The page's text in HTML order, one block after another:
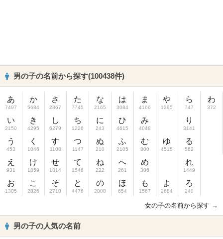
男の子の名前から探す(100438件)
あ
7497
い
2150
う
453
え
931
お
1305
か
5684
き
4295
く
1046
け
1859
こ
2826
さ
2867
し
6279
す
1108
せ
1814
そ
2710
た
7745
ち
1226
つ
1147
て
1546
と
4476
な
2165
に
243
ぬ
210
ね
222
の
2008
は
3084
ひ
4615
ふ
2105
へ
261
ほ
654
ま
4166
み
4048
む
800
め
306
も
1567
や
1295
ゆ
4515
よ
2684
ら
747
り
3141
る
562
れ
1449
ろ
240
わ
372
女の子の名前から探す →
男の子の人気の名前